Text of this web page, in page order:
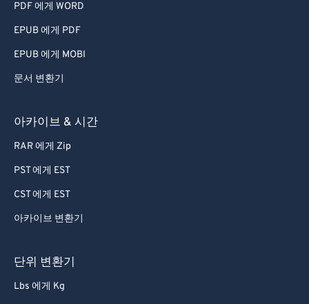
PDF 에게 WORD
EPUB 에게 PDF
EPUB 에게 MOBI
문서 변환기
아카이브 & 시간
RAR 에게 Zip
PST 에게 EST
CST 에게 EST
아카이브 변환기
단위 변환기
Lbs 에게 Kg